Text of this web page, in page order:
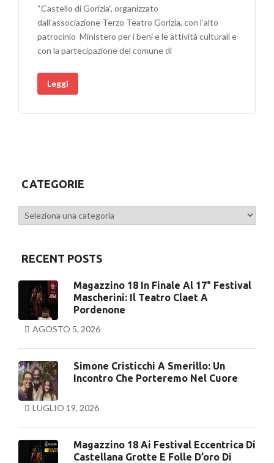
“Castello di Gorizia”, organizzato
dall’associazione Terzo Teatro Gorizia, con l’alto
patrocinio Ministero per i beni e le attività culturali e
con la partecipazione del comune di
Leggi
CATEGORIE
Categorie
RECENT POSTS
Magazzino 18 In Finale Al 17° Festival
Mascherini: Il Teatro Claet A
Pordenone
AGOSTO 5, 2026
Simone Cristicchi A Smerillo: Un
Incontro Che Porteremo Nel Cuore
LUGLIO 19, 2026
Magazzino 18 Ai Festival Eccentrica Di
Castellana Grotte E Folle D’oro Di